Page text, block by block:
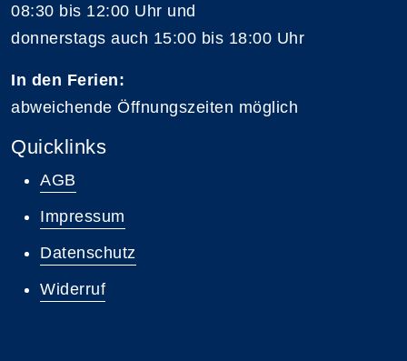
08:30 bis 12:00 Uhr und
donnerstags auch 15:00 bis 18:00 Uhr
In den Ferien:
abweichende Öffnungszeiten möglich
Quicklinks
AGB
Impressum
Datenschutz
Widerruf